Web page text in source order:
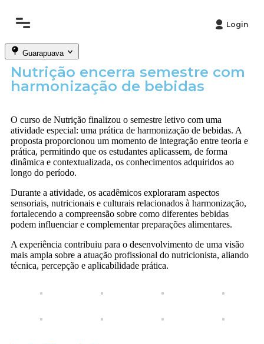
Login
Guarapuava
Nutrição encerra semestre com
harmonização de bebidas
O curso de Nutrição finalizou o semestre letivo com uma
atividade especial: uma prática de harmonização de bebidas. A
proposta proporcionou um momento de integração entre teoria e
prática, permitindo que os estudantes aplicassem, de forma
dinâmica e contextualizada, os conhecimentos adquiridos ao
longo do período.
Durante a atividade, os acadêmicos exploraram aspectos
sensoriais, nutricionais e culturais relacionados à harmonização,
fortalecendo a compreensão sobre como diferentes bebidas
podem influenciar e complementar preparações alimentares.
A experiência contribuiu para o desenvolvimento de uma visão
mais ampla sobre a atuação profissional do nutricionista, aliando
técnica, percepção e aplicabilidade prática.